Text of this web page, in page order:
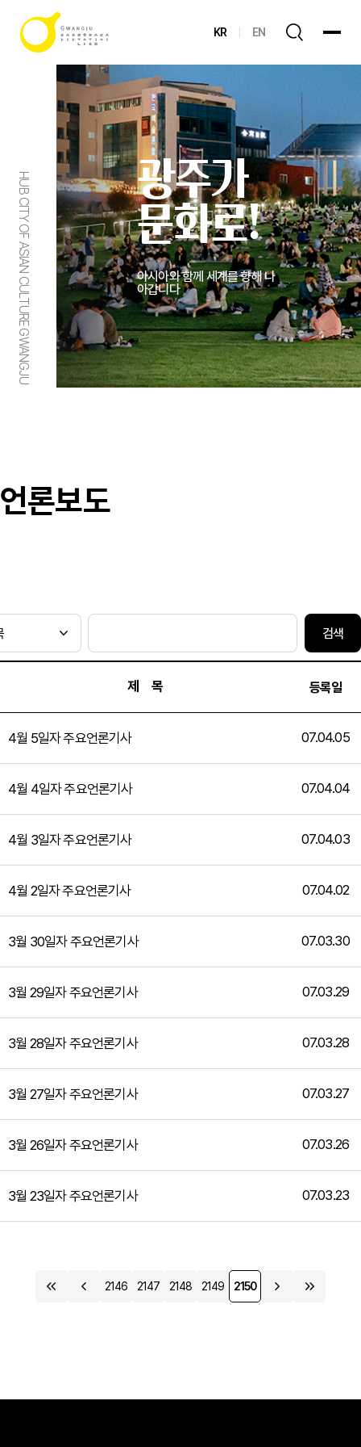
KR EN
HUB CITY OF ASIAN CULTURE GWANGJU
광주가
문화로!
아시아와 함께 세계를 향해 나
아갑니다
언론보도
제 목 등록일
4월 5일자 주요언론기사 07.04.05
4월 4일자 주요언론기사 07.04.04
4월 3일자 주요언론기사 07.04.03
4월 2일자 주요언론기사 07.04.02
3월 30일자 주요언론기사 07.03.30
3월 29일자 주요언론기사 07.03.29
3월 28일자 주요언론기사 07.03.28
3월 27일자 주요언론기사 07.03.27
3월 26일자 주요언론기사 07.03.26
3월 23일자 주요언론기사 07.03.23
2146 2147 2148 2149 2150
검색